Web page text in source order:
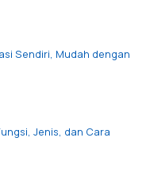
Sendiri, Mudah dengan
Jenis, dan Cara